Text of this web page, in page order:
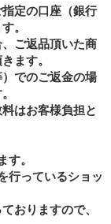
定の口座（銀行
。
ご返品頂いた商
ます。
でのご返金の場
はお客様負担と
。
行っているショッ
おりますので、